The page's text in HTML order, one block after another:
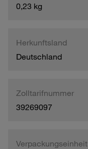
0,23 kg
Herkunftsland
Deutschland
Zolltarifnummer
39269097
Verpackungseinheit